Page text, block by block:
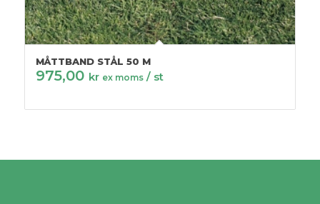
MÅTTBAND STÅL 50 M
975,00 kr ex moms / st